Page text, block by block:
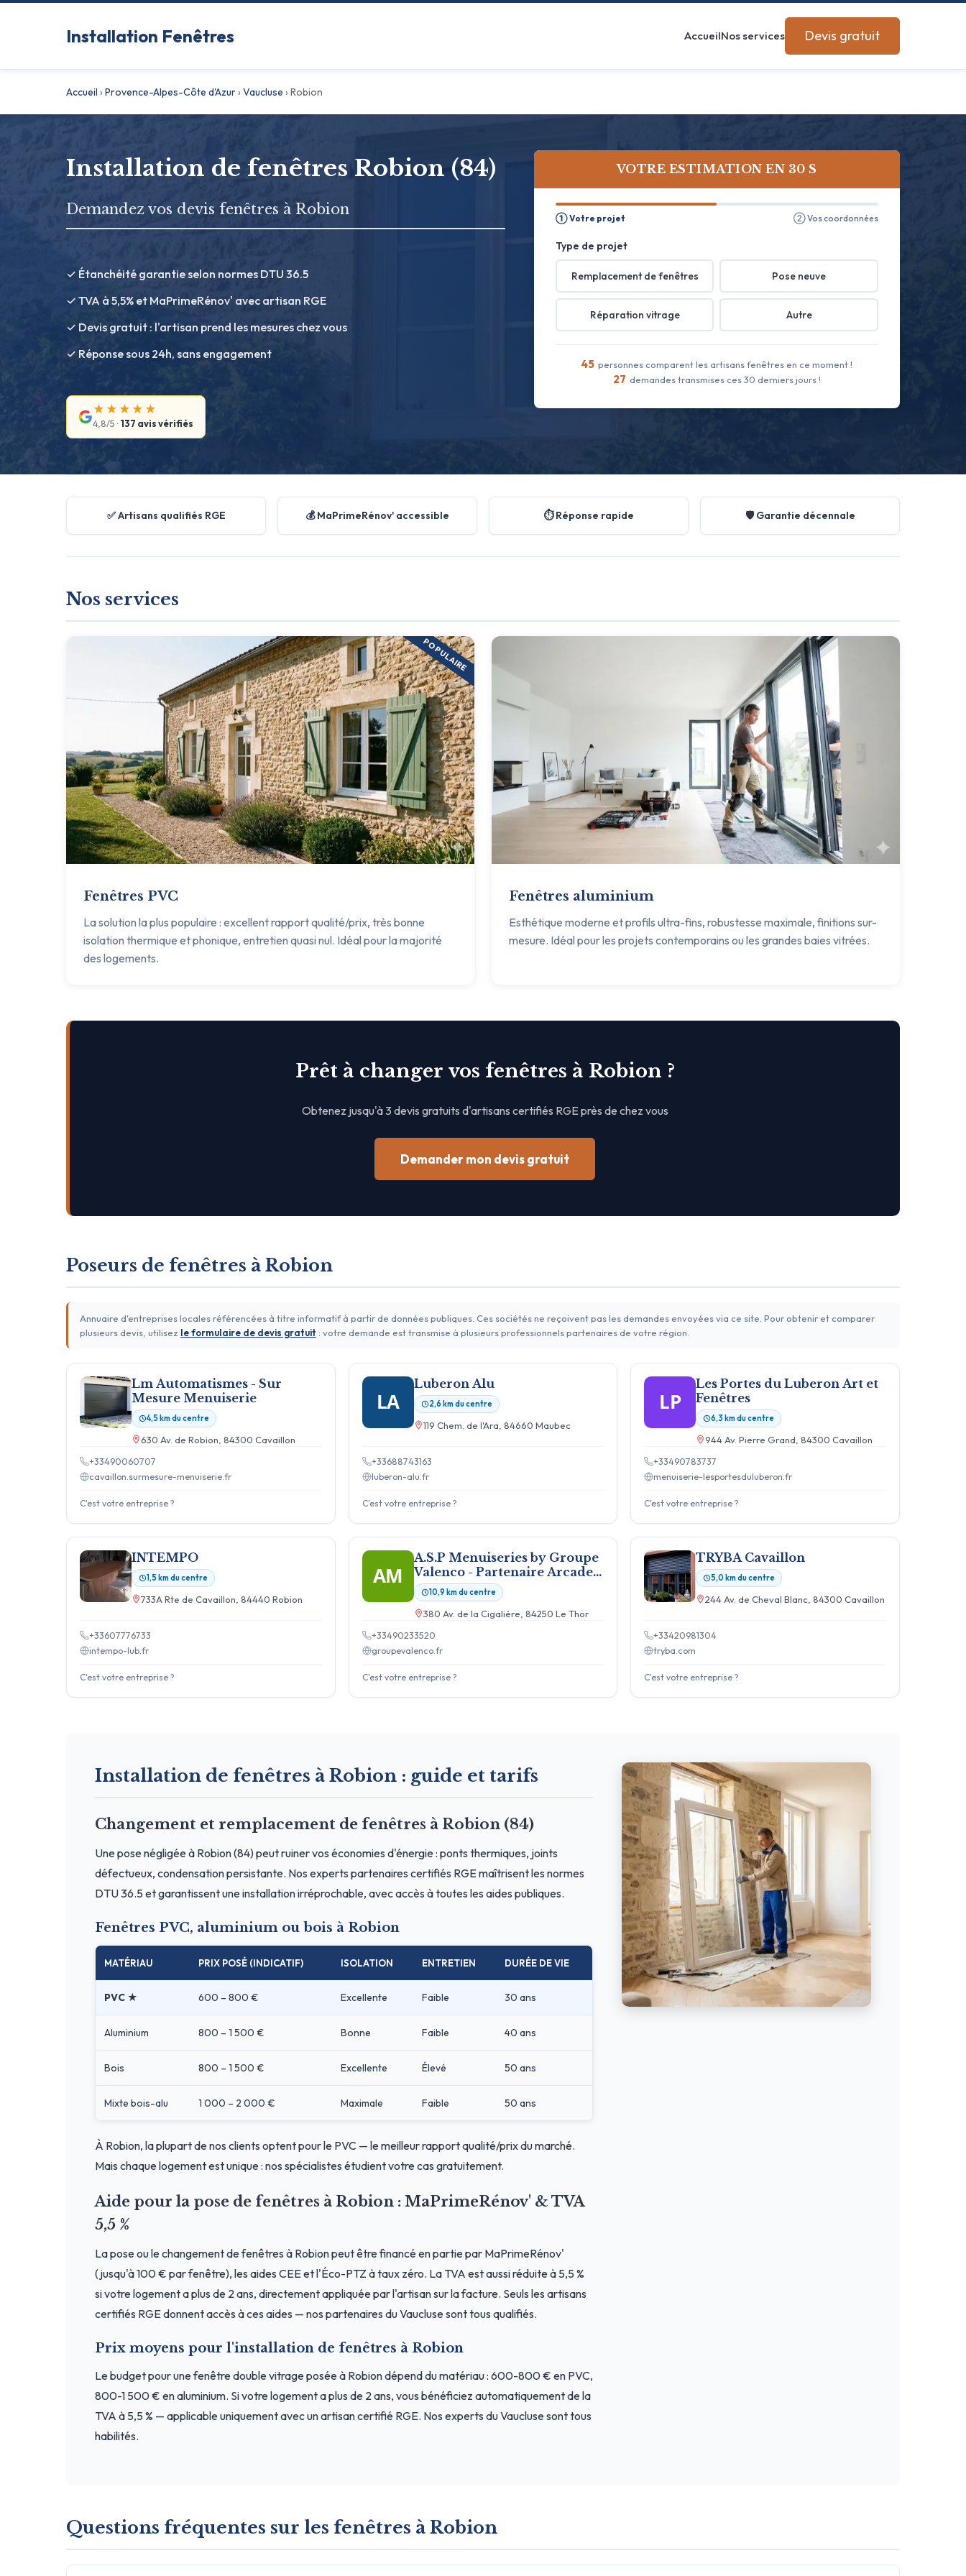
Installation Fenêtres AccueilNos services Devis gratuit
Accueil ›Provence-Alpes-Côte d'Azur›Vaucluse ›Robion
Installation de fenêtres Robion (84)
Demandez vos devis fenêtres à Robion
VOTRE ESTIMATION EN 30 S
① Votre projet ② Vos coordonnées
Type de projet
Remplacement de fenêtres Pose neuve
Réparation vitrage Autre
45 personnes comparent les artisans fenêtres en ce moment !
27 demandes transmises ces 30 derniers jours !
✓ Étanchéité garantie selon normes DTU 36.5
✓ TVA à 5,5% et MaPrimeRénov' avec artisan RGE
✓ Devis gratuit : l'artisan prend les mesures chez vous
✓ Réponse sous 24h, sans engagement
★★★★★
4,8/5 · 137 avis vérifiés
✅ Artisans qualifiés RGE 💰 MaPrimeRénov' accessible ⏱️ Réponse rapide 🛡️ Garantie décennale
Nos services
POPULAIRE
Fenêtres PVC
La solution la plus populaire : excellent rapport qualité/prix, très bonne
isolation thermique et phonique, entretien quasi nul. Idéal pour la majorité
des logements.
Fenêtres aluminium
Esthétique moderne et profils ultra-fins, robustesse maximale, finitions sur-
mesure. Idéal pour les projets contemporains ou les grandes baies vitrées.
Prêt à changer vos fenêtres à Robion ?
Obtenez jusqu'à 3 devis gratuits d'artisans certifiés RGE près de chez vous
Demander mon devis gratuit
Poseurs de fenêtres à Robion
Annuaire d'entreprises locales référencées à titre informatif à partir de données publiques. Ces sociétés ne reçoivent pas les demandes envoyées via ce site. Pour obtenir et comparer
plusieurs devis, utilisez le formulaire de devis gratuit : votre demande est transmise à plusieurs professionnels partenaires de votre région.
Lm Automatismes - Sur
Mesure Menuiserie
4,5 km du centre
630 Av. de Robion, 84300 Cavaillon
+33490060707
cavaillon.surmesure-menuiserie.fr
C'est votre entreprise ?
LA
Luberon Alu
2,6 km du centre
119 Chem. de l'Ara, 84660 Maubec
+33688743163
luberon-alu.fr
C'est votre entreprise ?
LP
Les Portes du Luberon Art et
Fenêtres
6,3 km du centre
944 Av. Pierre Grand, 84300 Cavaillon
+33490783737
menuiserie-lesportesduluberon.fr
C'est votre entreprise ?
INTEMPO
1,5 km du centre
733A Rte de Cavaillon, 84440 Robion
+33607776733
intempo-lub.fr
C'est votre entreprise ?
AM
A.S.P Menuiseries by Groupe
Valenco - Partenaire Arcades
et Baies
10,9 km du centre
380 Av. de la Cigalière, 84250 Le Thor
+33490233520
groupevalenco.fr
C'est votre entreprise ?
TRYBA Cavaillon
5,0 km du centre
244 Av. de Cheval Blanc, 84300 Cavaillon
+33420981304
tryba.com
C'est votre entreprise ?
Installation de fenêtres à Robion : guide et tarifs
Changement et remplacement de fenêtres à Robion (84)
Une pose négligée à Robion (84) peut ruiner vos économies d'énergie : ponts thermiques, joints
défectueux, condensation persistante. Nos experts partenaires certifiés RGE maîtrisent les normes
DTU 36.5 et garantissent une installation irréprochable, avec accès à toutes les aides publiques.
Fenêtres PVC, aluminium ou bois à Robion
MATÉRIAU PRIX POSÉ (INDICATIF) ISOLATION ENTRETIEN DURÉE DE VIE
PVC ★ 600 – 800 € Excellente Faible 30 ans
Aluminium 800 – 1 500 € Bonne Faible 40 ans
Bois 800 – 1 500 € Excellente Élevé 50 ans
Mixte bois-alu 1 000 – 2 000 € Maximale Faible 50 ans
À Robion, la plupart de nos clients optent pour le PVC — le meilleur rapport qualité/prix du marché.
Mais chaque logement est unique : nos spécialistes étudient votre cas gratuitement.
Aide pour la pose de fenêtres à Robion : MaPrimeRénov' & TVA
5,5 %
La pose ou le changement de fenêtres à Robion peut être financé en partie par MaPrimeRénov'
(jusqu'à 100 € par fenêtre), les aides CEE et l'Éco-PTZ à taux zéro. La TVA est aussi réduite à 5,5 %
si votre logement a plus de 2 ans, directement appliquée par l'artisan sur la facture. Seuls les artisans
certifiés RGE donnent accès à ces aides — nos partenaires du Vaucluse sont tous qualifiés.
Prix moyens pour l'installation de fenêtres à Robion
Le budget pour une fenêtre double vitrage posée à Robion dépend du matériau : 600-800 € en PVC,
800-1 500 € en aluminium. Si votre logement a plus de 2 ans, vous bénéficiez automatiquement de la
TVA à 5,5 % — applicable uniquement avec un artisan certifié RGE. Nos experts du Vaucluse sont tous
habilités.
Questions fréquentes sur les fenêtres à Robion